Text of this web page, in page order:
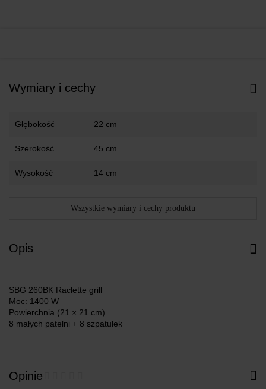
Wymiary i cechy
Głębokość 22 cm
Szerokość 45 cm
Wysokość 14 cm
Wszystkie wymiary i cechy produktu
Opis
SBG 260BK Raclette grill
Moc: 1400 W
Powierchnia (21 × 21 cm)
8 małych patelni + 8 szpatułek
Opinie